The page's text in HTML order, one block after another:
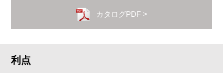
カタログPDF >
利点